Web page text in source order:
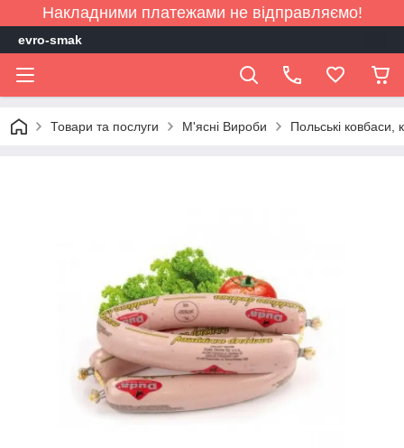
Накладними платежами не відправляємо!
evro-smak
Товари та послуги М'ясні Вироби Польські ковбаси,